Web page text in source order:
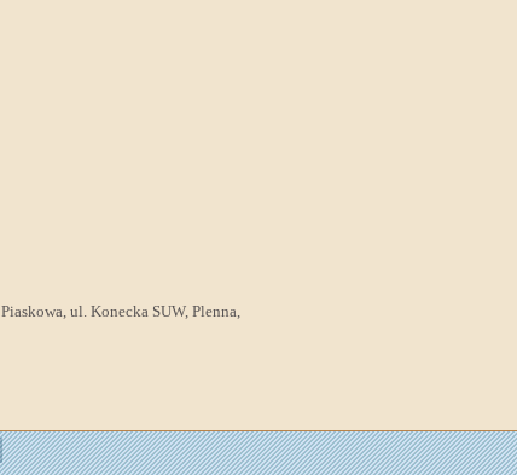
ul. Konecka SUW, Plenna,